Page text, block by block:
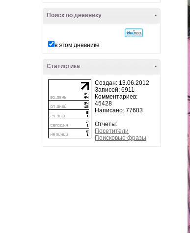
-
Поиск по дневнику
в этом дневнике
-
Статистика
Создан: 13.06.2012
Записей: 6911
Комментариев:
45428
Написано: 77603
Отчеты:
Посетители
Поисковые фразы